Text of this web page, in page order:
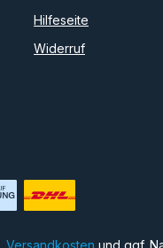
Hilfeseite
Widerruf
Versandkosten und ggf.